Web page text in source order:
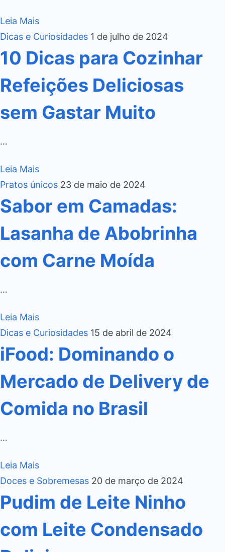
Leia Mais
Dicas e Curiosidades 1 de julho de 2024
10 Dicas para Cozinhar
Refeições Deliciosas
sem Gastar Muito
…
Leia Mais
Pratos únicos 23 de maio de 2024
Sabor em Camadas:
Lasanha de Abobrinha
com Carne Moída
…
Leia Mais
Dicas e Curiosidades 15 de abril de 2024
iFood: Dominando o
Mercado de Delivery de
Comida no Brasil
…
Leia Mais
Doces e Sobremesas 20 de março de 2024
Pudim de Leite Ninho
com Leite Condensado